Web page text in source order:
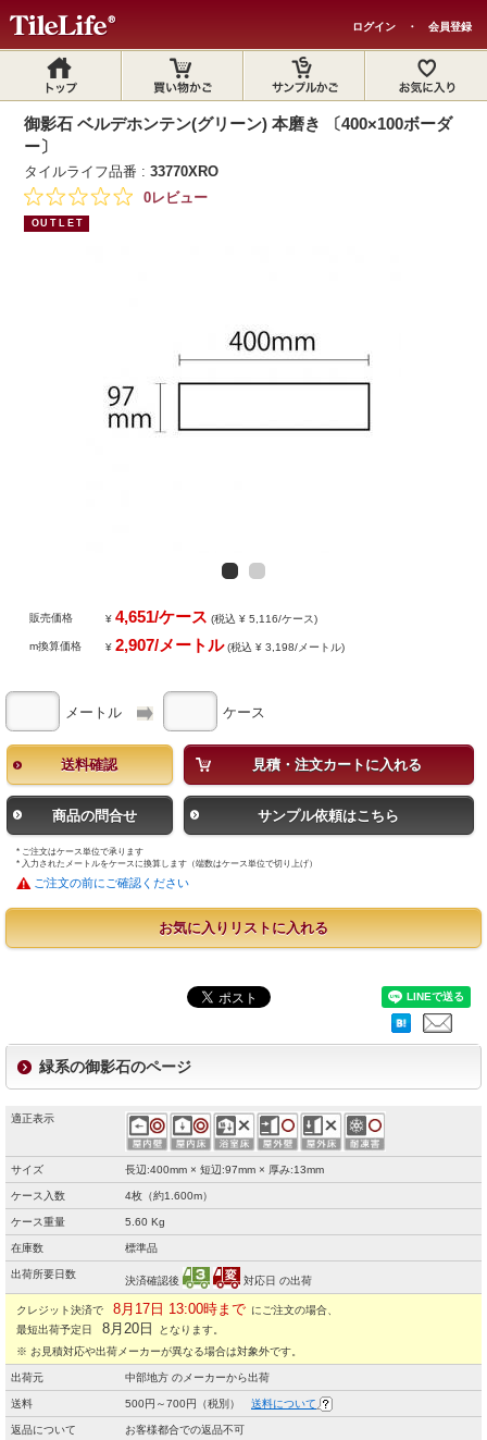
ログイン ・ 会員登録
御影石 ベルデホンテン(グリーン) 本磨き 〔400×100ボーダ
ー〕
タイルライフ品番 :33770XRO
0レビュー
OUTLET
販売価格 ¥4,651/ケース (税込 ¥ 5,116/ケース)
m換算価格 ¥2,907/メートル(税込 ¥ 3,198/メートル)
メートル ケース
送料確認 見積・注文カートに入れる
商品の問合せ サンプル依頼はこちら
* ご注文はケース単位で承ります
* 入力されたメートルをケースに換算します（端数はケース単位で切り上げ）
ご注文の前にご確認ください
お気に入りリストに入れる
緑系の御影石のページ
適正表示
サイズ 長辺:400mm × 短辺:97mm × 厚み:13mm
ケース入数 4枚（約1.600m）
ケース重量 5.60 Kg
在庫数 標準品
出荷所要日数
決済確認後 対応日 の出荷
クレジット決済で 8月17日 13:00時まで にご注文の場合、
最短出荷予定日
8月20日
となります。
※ お見積対応や出荷メーカーが異なる場合は対象外です。
出荷元 中部地方 のメーカーから出荷
送料 500円～700円（税別） 送料について
返品について お客様都合での返品不可